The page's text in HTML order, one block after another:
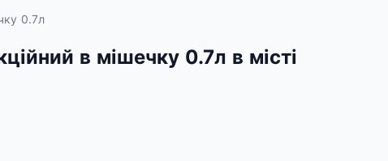
0.7л
в мішечку 0.7л в місті